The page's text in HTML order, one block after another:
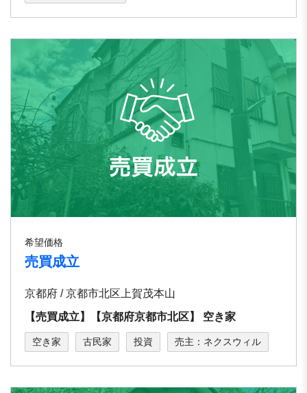
希望価格
売買成立
京都府 / 京都市北区上賀茂本山
【売買成立】【京都府京都市北区】 空き家
空き家 古民家 投資 売主：ネクスウィル